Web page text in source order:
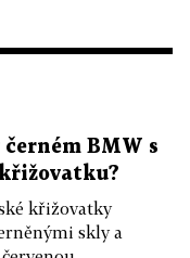
BMW s
křižovatky
skly a